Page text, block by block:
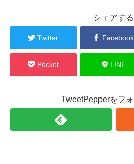
シェアする
Twitter Facebook
Pocket LINE
TweetPepperをフ